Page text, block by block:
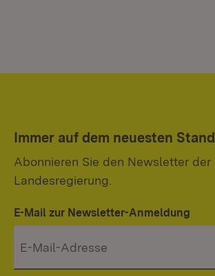
Immer auf dem neuesten Stand
Abonnieren Sie den Newsletter der
Landesregierung.
E-Mail zur Newsletter-Anmeldung